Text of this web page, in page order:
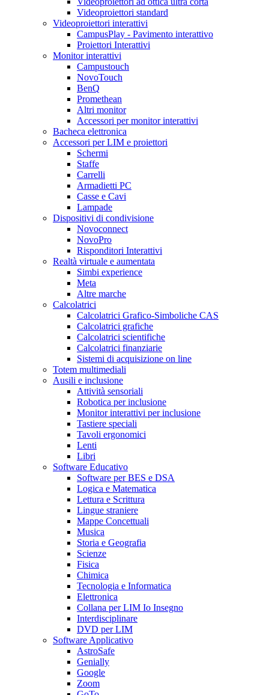
Videoproiettori standard
Videoproiettori interattivi
CampusPlay - Pavimento interattivo
Proiettori Interattivi
Monitor interattivi
Campustouch
NovoTouch
BenQ
Promethean
Altri monitor
Accessori per monitor interattivi
Bacheca elettronica
Accessori per LIM e proiettori
Schermi
Staffe
Carrelli
Armadietti PC
Casse e Cavi
Lampade
Dispositivi di condivisione
Novoconnect
NovoPro
Risponditori Interattivi
Realtà virtuale e aumentata
Simbi experience
Meta
Altre marche
Calcolatrici
Calcolatrici Grafico-Simboliche CAS
Calcolatrici grafiche
Calcolatrici scientifiche
Calcolatrici finanziarie
Sistemi di acquisizione on line
Totem multimediali
Ausili e inclusione
Attività sensoriali
Robotica per inclusione
Monitor interattivi per inclusione
Tastiere speciali
Tavoli ergonomici
Lenti
Libri
Software Educativo
Software per BES e DSA
Logica e Matematica
Lettura e Scrittura
Lingue straniere
Mappe Concettuali
Musica
Storia e Geografia
Scienze
Fisica
Chimica
Tecnologia e Informatica
Elettronica
Collana per LIM Io Insegno
Interdisciplinare
DVD per LIM
Software Applicativo
AstroSafe
Genially
Google
Zoom